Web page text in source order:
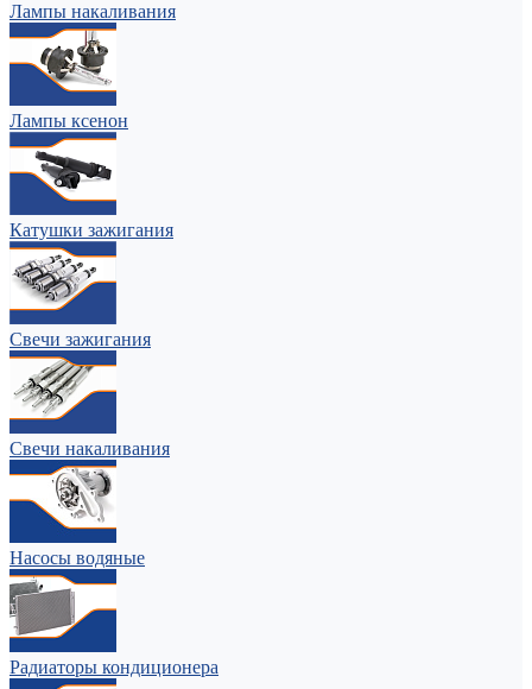
Лампы накаливания
Лампы ксенон
Катушки зажигания
Свечи зажигания
Свечи накаливания
Насосы водяные
Радиаторы кондиционера